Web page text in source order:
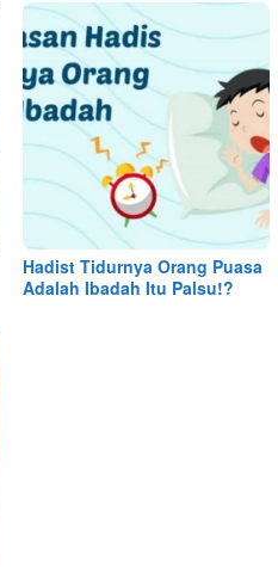
Hadist Tidurnya Orang Puasa
Adalah Ibadah Itu Palsu!?